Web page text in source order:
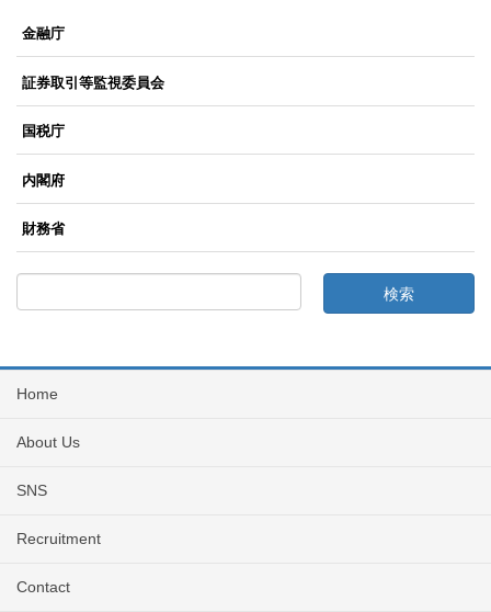
金融庁
証券取引等監視委員会
国税庁
内閣府
財務省
Home
About Us
SNS
Recruitment
Contact